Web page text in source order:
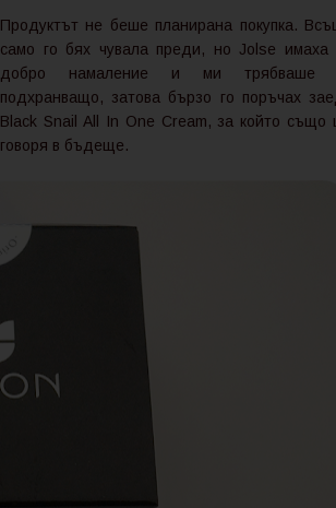
Продуктът не беше планирана покупка.
само го бях чувала преди, но Jolse имаха
добро намаление и ми трябваше
подхранващо, затова бързо го поръчах
Black Snail All In One Cream, за който също
говоря в бъдеще.